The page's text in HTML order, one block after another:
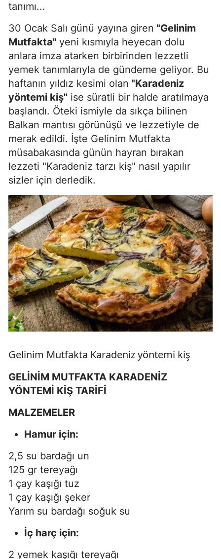
tanımı...
30 Ocak Salı günü yayına giren "Gelinim
Mutfakta" yeni kısmıyla heyecan dolu
anlara imza atarken birbirinden lezzetli
yemek tanımlarıyla de gündeme geliyor. Bu
haftanın yıldız kesimi olan "Karadeniz
yöntemi kiş" ise süratli bir halde aratılmaya
başlandı. Öteki ismiyle da sıkça bilinen
Balkan mantısı görünüşü ve lezzetiyle de
merak edildi. İşte Gelinim Mutfakta
müsabakasında günün hayran bırakan
lezzeti "Karadeniz tarzı kiş" nasıl yapılır
sizler için derledik.
Gelinim Mutfakta Karadeniz yöntemi kiş
GELİNİM MUTFAKTA KARADENİZ
YÖNTEMİ KİŞ TARİFİ
MALZEMELER
Hamur için:
2,5 su bardağı un
125 gr tereyağı
1 çay kaşığı tuz
1 çay kaşığı şeker
Yarım su bardağı soğuk su
İç harç için:
2 yemek kaşığı tereyağı